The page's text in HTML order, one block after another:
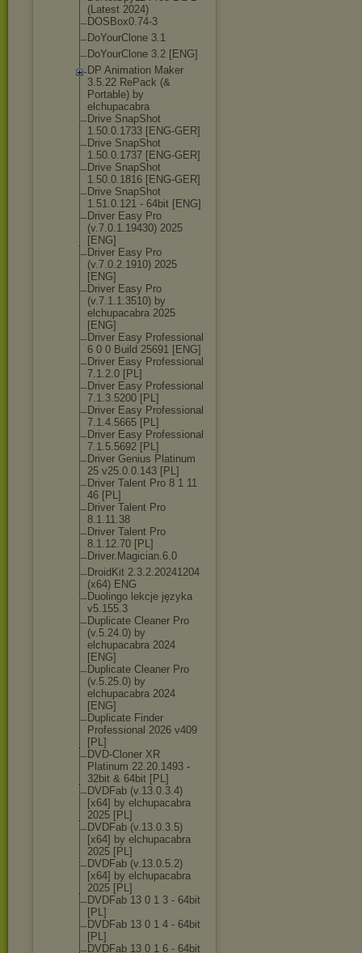
(Latest 2024)
DOSBox0.74-3
DoYourClone 3.1
DoYourClone 3.2 [ENG]
DP Animation Maker
3.5.22 RePack (&
Portable) by
elchupacabra
Drive SnapShot
1.50.0.1733 [ENG-GER]
Drive SnapShot
1.50.0.1737 [ENG-GER]
Drive SnapShot
1.50.0.1816 [ENG-GER]
Drive SnapShot
1.51.0.121 - 64bit [ENG]
Driver Easy Pro
(v.7.0.1.19430) 2025
[ENG]
Driver Easy Pro
(v.7.0.2.1910) 2025
[ENG]
Driver Easy Pro
(v.7.1.1.3510) by
elchupacabra 2025
[ENG]
Driver Easy Professional
6 0 0 Build 25691 [ENG]
Driver Easy Professional
7.1.2.0 [PL]
Driver Easy Professional
7.1.3.5200 [PL]
Driver Easy Professional
7.1.4.5665 [PL]
Driver Easy Professional
7.1.5.5692 [PL]
Driver Genius Platinum
25 v25.0.0.143 [PL]
Driver Talent Pro 8 1 11
46 [PL]
Driver Talent Pro
8.1.11.38
Driver Talent Pro
8.1.12.70 [PL]
Driver.Magician.6.0
DroidKit 2.3.2.20241204
(x64) ENG
Duolingo lekcje języka
v5.155.3
Duplicate Cleaner Pro
(v.5.24.0) by
elchupacabra 2024
[ENG]
Duplicate Cleaner Pro
(v.5.25.0) by
elchupacabra 2024
[ENG]
Duplicate Finder
Professional 2026 v409
[PL]
DVD-Cloner XR
Platinum 22.20.1493 -
32bit & 64bit [PL]
DVDFab (v.13.0.3.4)
[x64] by elchupacabra
2025 [PL]
DVDFab (v.13.0.3.5)
[x64] by elchupacabra
2025 [PL]
DVDFab (v.13.0.5.2)
[x64] by elchupacabra
2025 [PL]
DVDFab 13 0 1 3 - 64bit
[PL]
DVDFab 13 0 1 4 - 64bit
[PL]
DVDFab 13 0 1 6 - 64bit